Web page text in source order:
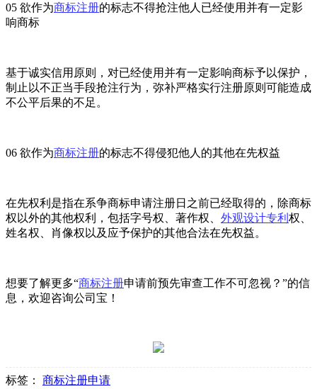
05 欲作为商标注册的标志不得抢注他人已经使用并有一定影
响商标
基于诚实信用原则，对已经使用并有一定影响商标予以保护，
制止以不正当手段抢注行为，弥补严格实行注册原则可能造成
不公平后果的不足。
06 欲作为商标注册的标志不得侵犯他人的其他在先权益
在先权利是指在系争商标申请注册日之前已经取得的，除商标
权以外的其他权利，包括字号权、著作权、 外观设计专利 权、
姓名权、肖像权以及应予保护的其他合法在先权益。
想要了解更多“商标注册申请前预先审查工作不可忽视？”的信
息，欢迎咨询公司宝！
标签： 商标注册申请